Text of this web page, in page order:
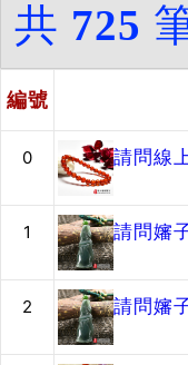
共 725
編號
0 請問線
1 請問嬸
2 請問嬸